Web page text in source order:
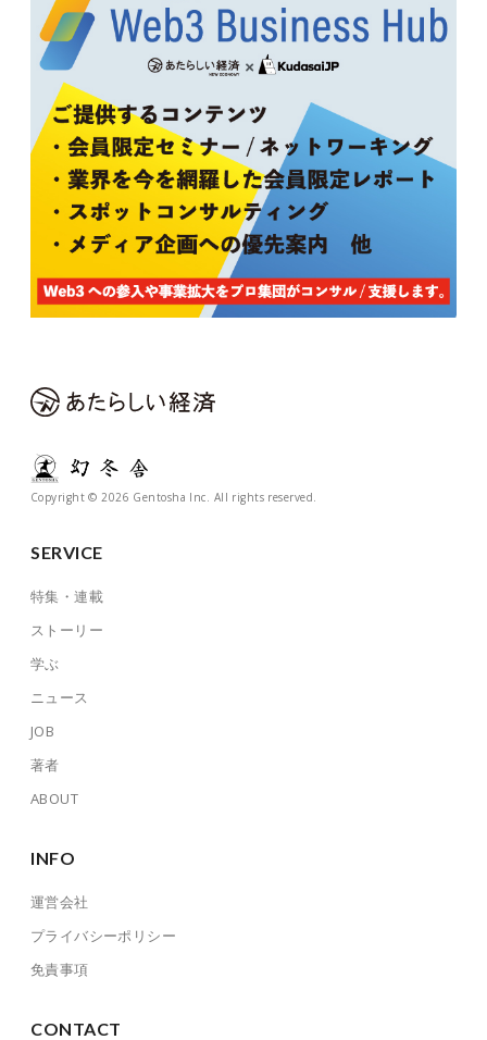
Copyright © 2026 Gentosha Inc. All rights reserved.
SERVICE
特集・連載
ストーリー
学ぶ
ニュース
JOB
著者
ABOUT
INFO
運営会社
プライバシーポリシー
免責事項
CONTACT